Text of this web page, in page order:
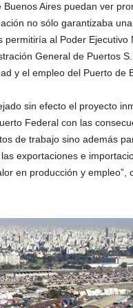
Aires puedan ver
no sólo garantizaba
permitiría al Poder
General de Puertos
y el empleo del Puerto de
sin efecto el proyecto
Federal con las
de trabajo sino además
exportaciones e
en producción y